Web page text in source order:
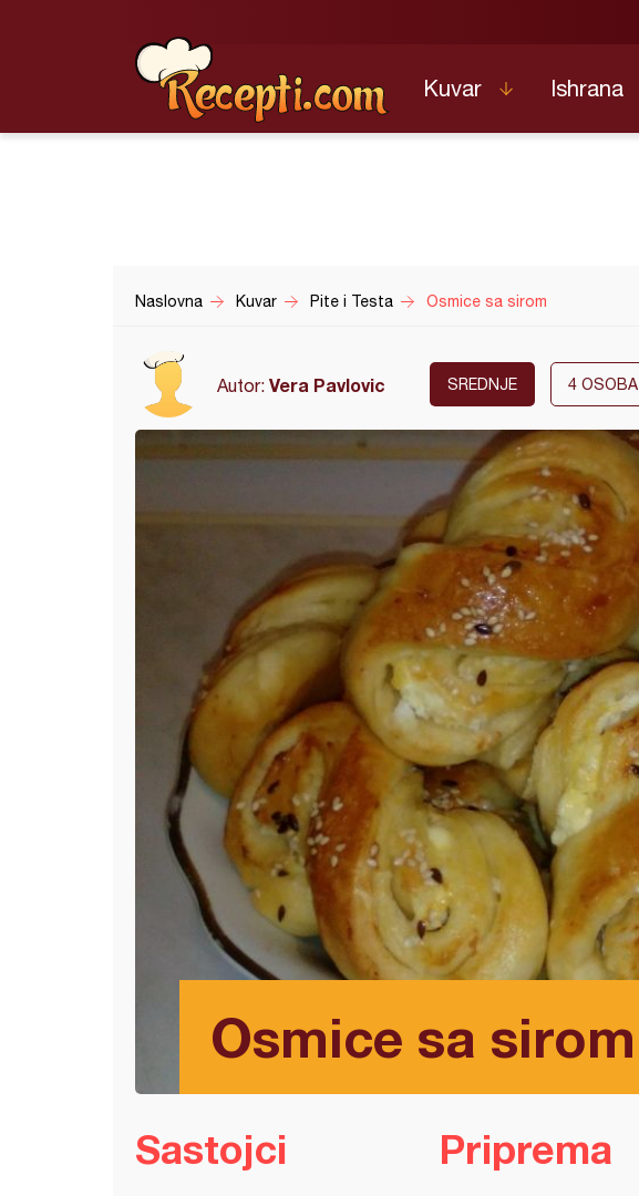
Kuvar Ishrana
Naslovna Kuvar Pite i Testa Osmice sa sirom
Autor: Vera Pavlovic SREDNJE 4 OSOBA
Osmice sa sirom
Sastojci Priprema